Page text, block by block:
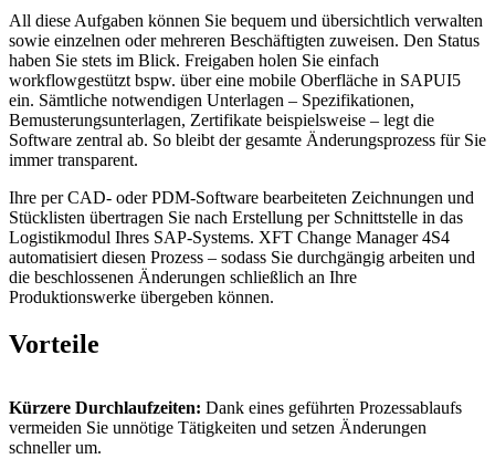
All diese Aufgaben können Sie bequem und übersichtlich verwalten
sowie einzelnen oder mehreren Beschäftigten zuweisen. Den Status
haben Sie stets im Blick. Freigaben holen Sie einfach
workflowgestützt bspw. über eine mobile Oberfläche in SAPUI5
ein. Sämtliche notwendigen Unterlagen – Spezifikationen,
Bemusterungsunterlagen, Zertifikate beispielsweise – legt die
Software zentral ab. So bleibt der gesamte Änderungsprozess für Sie
immer transparent.
Ihre per CAD- oder PDM-Software bearbeiteten Zeichnungen und
Stücklisten übertragen Sie nach Erstellung per Schnittstelle in das
Logistikmodul Ihres SAP-Systems. XFT Change Manager 4S4
automatisiert diesen Prozess – sodass Sie durchgängig arbeiten und
die beschlossenen Änderungen schließlich an Ihre
Produktionswerke übergeben können.
Vorteile
Kürzere Durchlaufzeiten: Dank eines geführten Prozessablaufs
vermeiden Sie unnötige Tätigkeiten und setzen Änderungen
schneller um.